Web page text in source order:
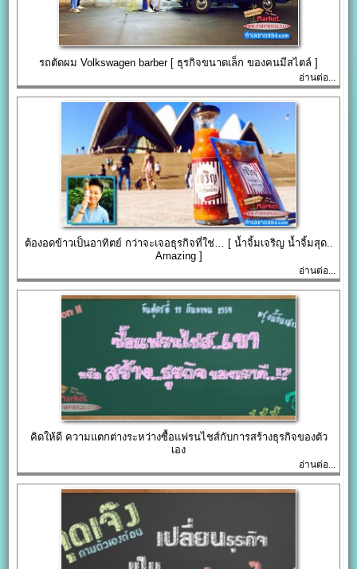
รถตัดผม Volkswagen barber [ ธุรกิจขนาดเล็ก ของคนมีสไตล์ ]
อ่านต่อ...
ต้องอดข้าวเป็นอาทิตย์ กว่าจะเจอธุรกิจที่ใช่… [ น้ำจิ้มเจริญ น้ำจิ้มสุด..
Amazing ]
อ่านต่อ...
คิดให้ดี ความแตกต่างระหว่างซื้อแฟรนไชส์กับการสร้างธุรกิจของตัว
เอง
อ่านต่อ...